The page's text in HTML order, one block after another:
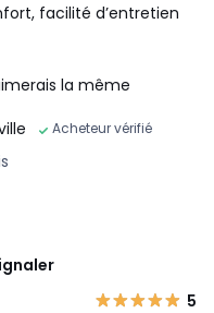
facilité d’entretien
la même
Acheteur vérifié
5